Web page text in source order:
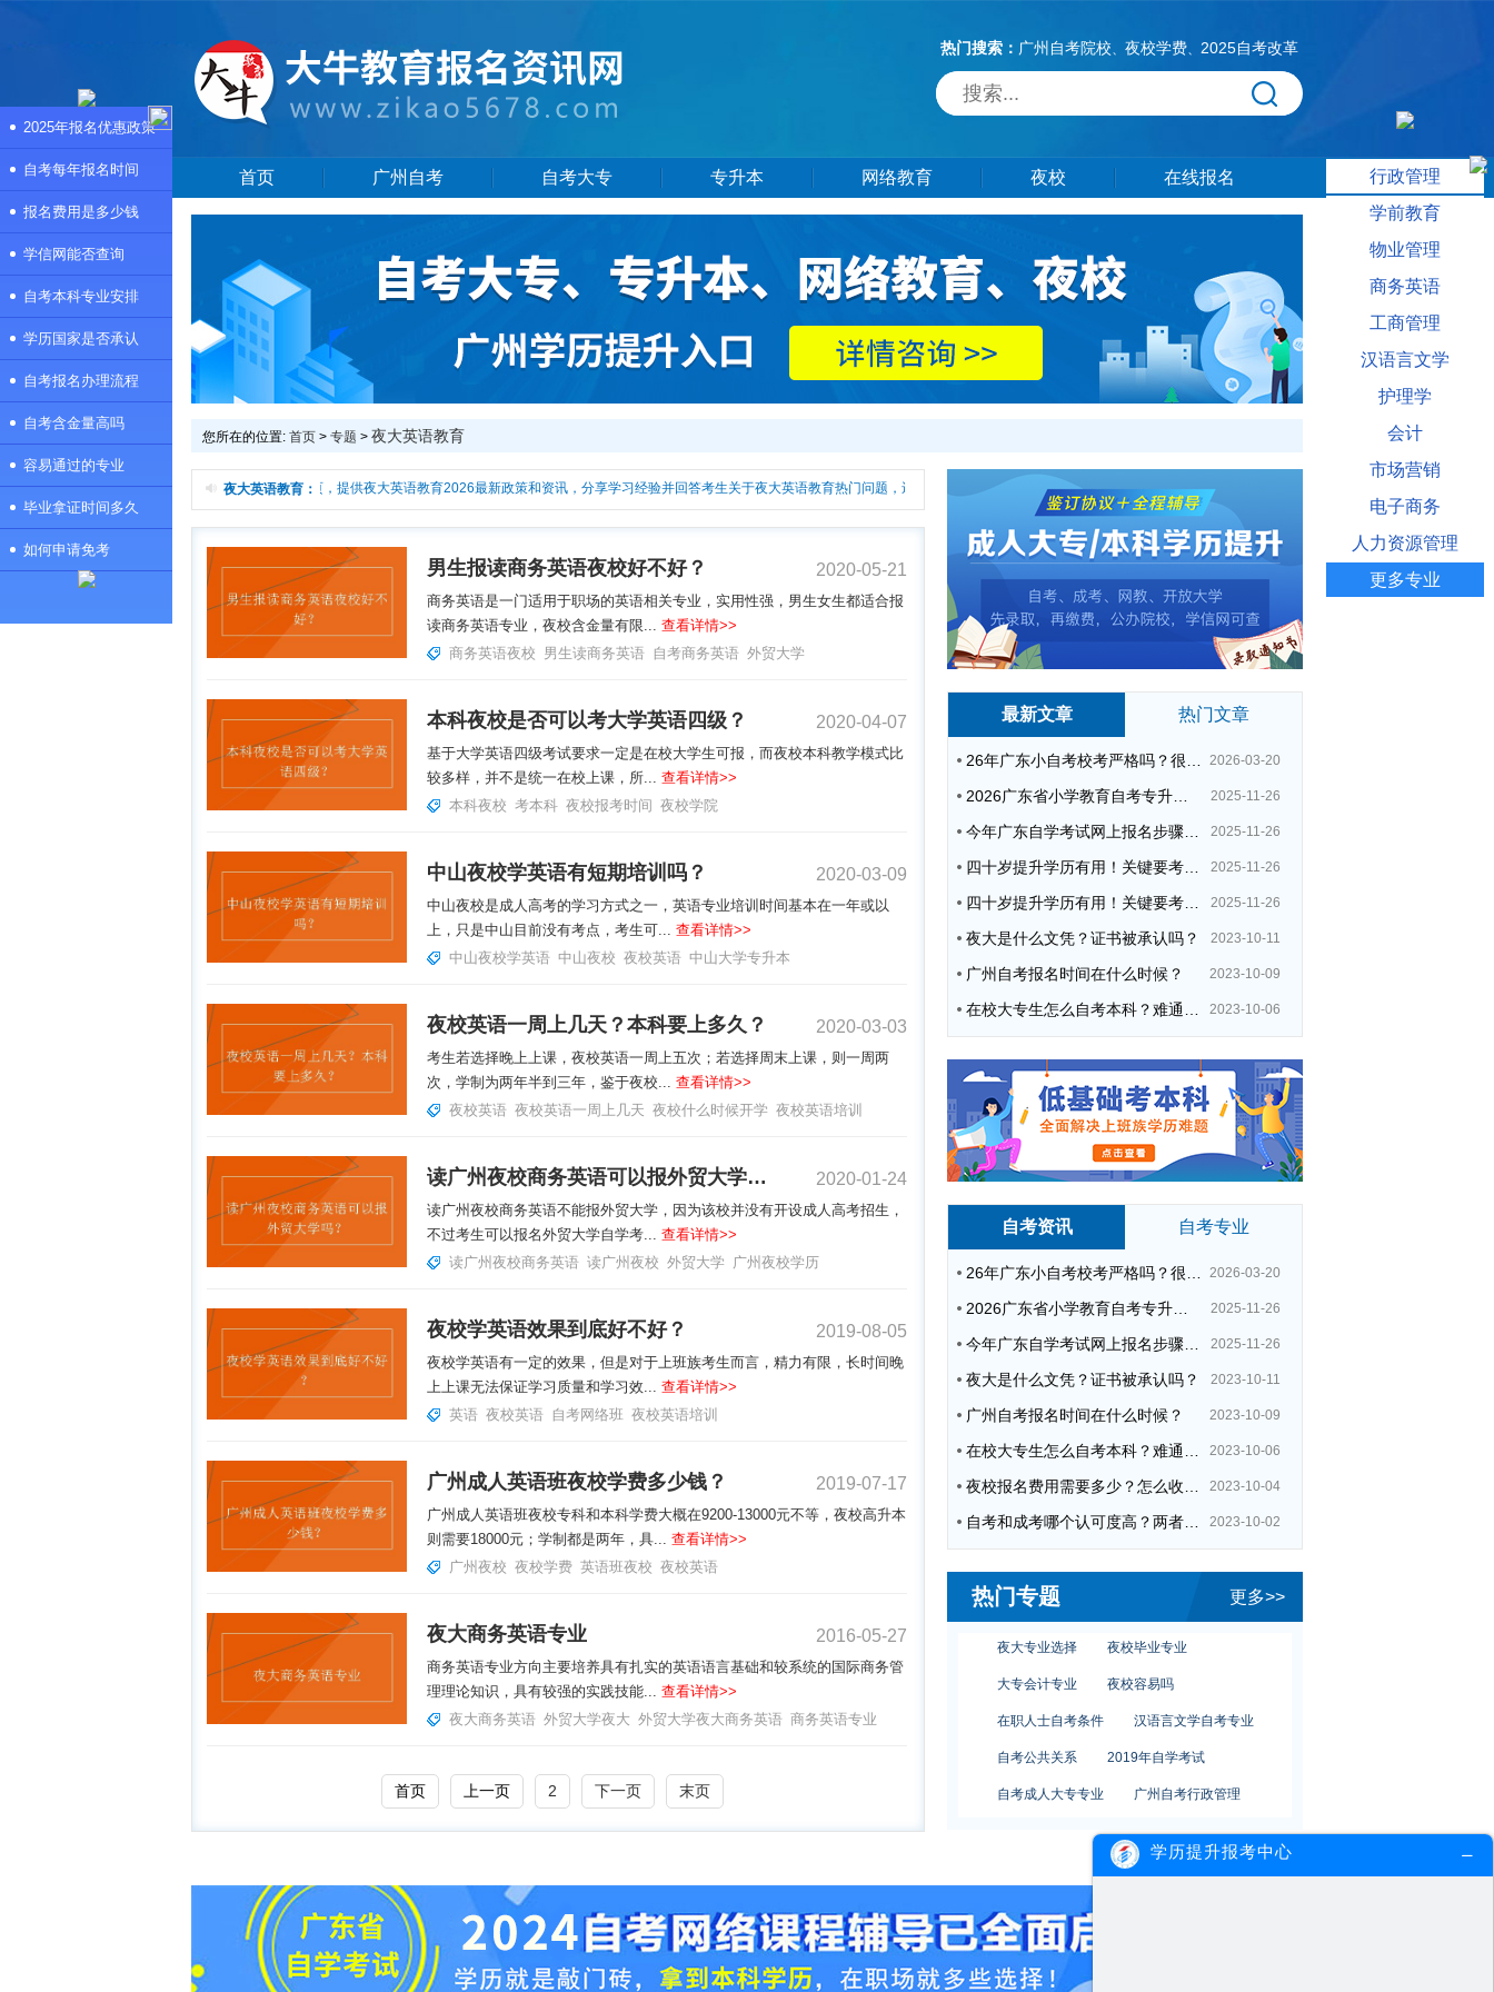
热门搜索： 广州自考院校、 夜校学费、 2025自考改革
首页 广州自考 自考大专 专升本 网络教育 夜校 在线报名
您所在的位置: 首页 > 专题 > 夜大英语教育
最新文章 热门文章
26年广东小自考校考严格吗？很简单吗？ 2026-03-20
2026广东省小学教育自考专升本考试科目（+指引） 2025-11-26
今年广东自学考试网上报名步骤（全） 2025-11-26
四十岁提升学历有用！关键要考哪种？这种最快最实用！ 2025-11-26
四十岁提升学历有用！关键要考哪种？这种最快最实用！ 2025-11-26
夜大是什么文凭？证书被承认吗？ 2023-10-11
广州自考报名时间在什么时候？ 2023-10-09
在校大专生怎么自考本科？难通过吗？ 2023-10-06
自考资讯 自考专业
26年广东小自考校考严格吗？很简单吗？ 2026-03-20
2026广东省小学教育自考专升本考试科目（+指引） 2025-11-26
今年广东自学考试网上报名步骤（全） 2025-11-26
夜大是什么文凭？证书被承认吗？ 2023-10-11
广州自考报名时间在什么时候？ 2023-10-09
在校大专生怎么自考本科？难通过吗？ 2023-10-06
夜校报名费用需要多少？怎么收费的？ 2023-10-04
自考和成考哪个认可度高？两者区别在哪？ 2023-10-02
热门专题 更多>>
财经大学市场营销专业 夜大怎么样选择
自考简单 自考报班费 自考前途
广州夜校报考
财经大学市场营销专业 夜大怎么样选择
自考简单 自考报班费
自考选哪些专业
广州夜校报考
夜大英语教育：
本频道是夜大英语教育专题页，提供夜大英语教育2026最新政策和资讯，分享学习经验并回答考生关于夜大英语教育热门问题，还有更多夜大英语教育相关信息供大家参考。
男生报读商务英语夜校好不好？ 2020-05-21
商务英语是一门适用于职场的英语相关专业，实用性强，男生女生都适合报
读商务英语专业，夜校含金量有限... 查看详情>>
商务英语夜校 男生读商务英语 自考商务英语 外贸大学
本科夜校是否可以考大学英语四级？ 2020-04-07
基于大学英语四级考试要求一定是在校大学生可报，而夜校本科教学模式比
较多样，并不是统一在校上课，所... 查看详情>>
本科夜校 考本科 夜校报考时间 夜校学院
中山夜校学英语有短期培训吗？ 2020-03-09
中山夜校是成人高考的学习方式之一，英语专业培训时间基本在一年或以
上，只是中山目前没有考点，考生可... 查看详情>>
中山夜校学英语 中山夜校 夜校英语 中山大学专升本
夜校英语一周上几天？本科要上多久？ 2020-03-03
考生若选择晚上上课，夜校英语一周上五次；若选择周末上课，则一周两
次，学制为两年半到三年，鉴于夜校... 查看详情>>
夜校英语 夜校英语一周上几天 夜校什么时候开学 夜校英语培训
读广州夜校商务英语可以报外贸大学吗？ 2020-01-24
读广州夜校商务英语不能报外贸大学，因为该校并没有开设成人高考招生，
不过考生可以报名外贸大学自学考... 查看详情>>
读广州夜校商务英语 读广州夜校 外贸大学 广州夜校学历
夜校学英语效果到底好不好？ 2019-08-05
夜校学英语有一定的效果，但是对于上班族考生而言，精力有限，长时间晚
上上课无法保证学习质量和学习效... 查看详情>>
英语 夜校英语 自考网络班 夜校英语培训
广州成人英语班夜校学费多少钱？ 2019-07-17
广州成人英语班夜校专科和本科学费大概在9200-13000元不等，夜校高升本
则需要18000元；学制都是两年，具... 查看详情>>
广州夜校 夜校学费 英语班夜校 夜校英语
夜大商务英语专业 2016-05-27
商务英语专业方向主要培养具有扎实的英语语言基础和较系统的国际商务管
理理论知识，具有较强的实践技能... 查看详情>>
夜大商务英语 外贸大学夜大 外贸大学夜大商务英语 商务英语专业
首页 上一页 2 下一页 末页
2025年报名优惠政策
自考每年报名时间
报名费用是多少钱
学信网能否查询
自考本科专业安排
学历国家是否承认
自考报名办理流程
自考含金量高吗
容易通过的专业
毕业拿证时间多久
如何申请免考
行政管理
学前教育
物业管理
商务英语
工商管理
汉语言文学
护理学
会计
市场营销
电子商务
人力资源管理
更多专业
学历提升报考中心